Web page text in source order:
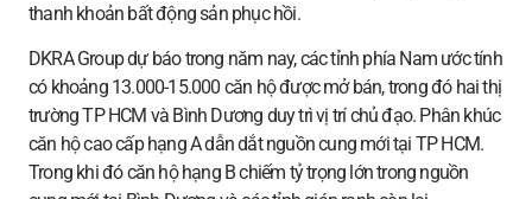
thanh khoản bất động sản phục hồi.
DKRA Group dự báo trong năm nay, các tỉnh phía Nam ước tính
có khoảng 13.000-15.000 căn hộ được mở bán, trong đó hai thị
trường TP HCM và Bình Dương duy trì vị trí chủ đạo. Phân khúc
căn hộ cao cấp hạng A dẫn dắt nguồn cung mới tại TP HCM.
Trong khi đó căn hộ hạng B chiếm tỷ trọng lớn trong nguồn